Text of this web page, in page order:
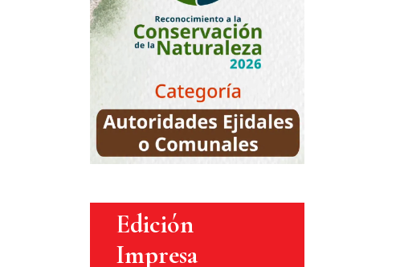
Edición
Impresa